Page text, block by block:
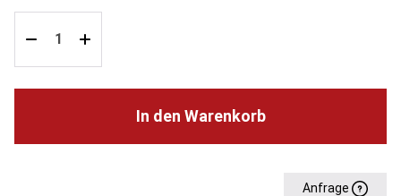
In den Warenkorb
Anfrage